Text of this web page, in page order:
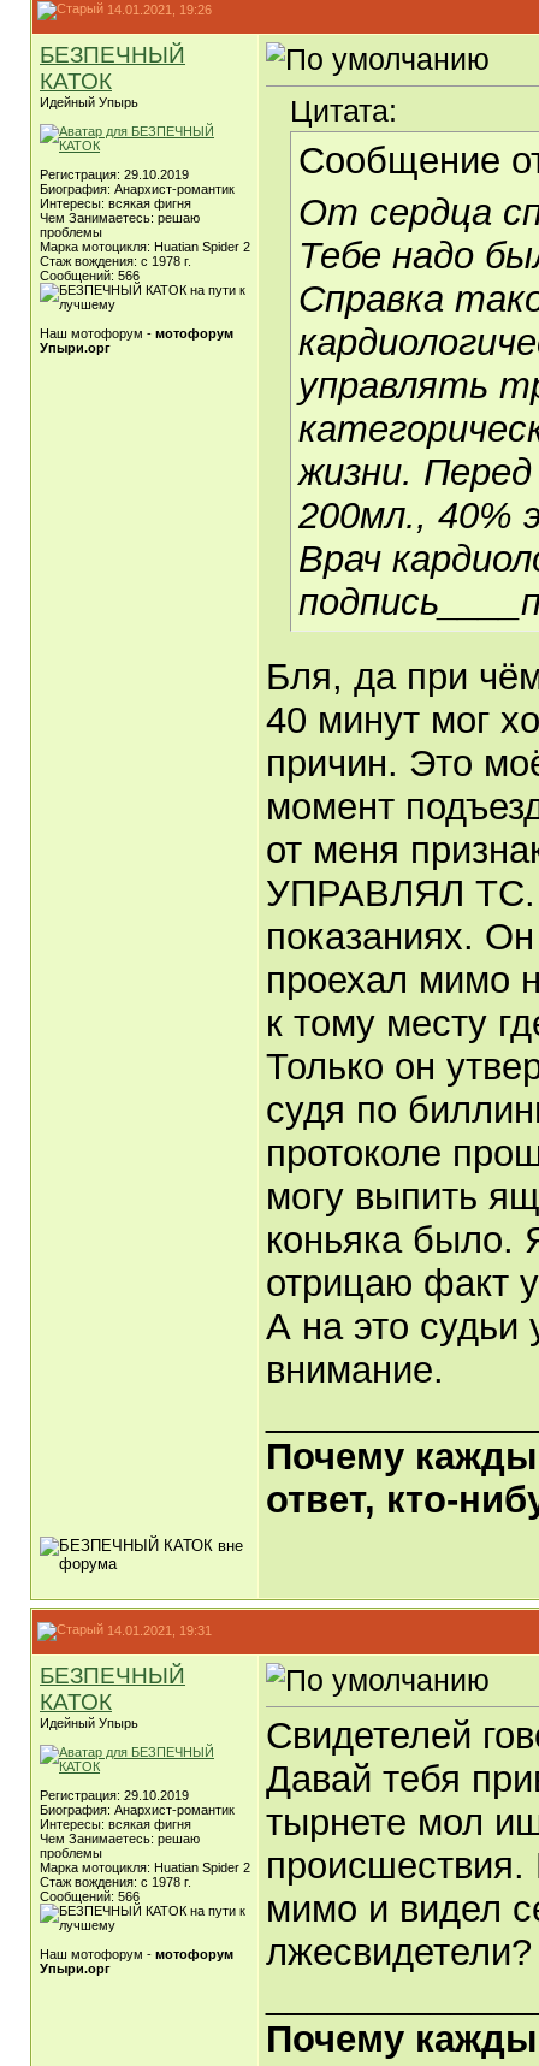
14.01.2021, 19:26
БЕЗПЕЧНЫЙ
КАТОК
Идейный Упырь
Регистрация: 29.10.2019
Биография: Анархист-романтик
Интересы: всякая фигня
Чем Занимаетесь: решаю
проблемы
Марка мотоцикля: Huatian Spider 2
Стаж вождения: с 1978 г.
Сообщений: 566
Наш мотофорум - мотофорум
Упыри.орг
Цитата:
Сообщение
От сердца
Тебе надо
Справка
управлять
жизни.
200мл., 40%
Врач
Бля, да при
40 минут мог
причин. Это
момент
от меня
УПРАВЛЯЛ ТС.
показаниях.
проехал мимо
к тому месту
Только он
судя по
протоколе
могу выпить
коньяка было.
отрицаю факт
А на это судьи
внимание.
Почему
ответ, кто-
14.01.2021, 19:31
БЕЗПЕЧНЫЙ
КАТОК
Идейный Упырь
Регистрация: 29.10.2019
Биография: Анархист-романтик
Интересы: всякая фигня
Чем Занимаетесь: решаю
проблемы
Марка мотоцикля: Huatian Spider 2
Стаж вождения: с 1978 г.
Сообщений: 566
Наш мотофорум - мотофорум
Упыри.орг
Свидетелей
Давай тебя
тырнете мол
мимо и видел
лжесвидетели?
Почему